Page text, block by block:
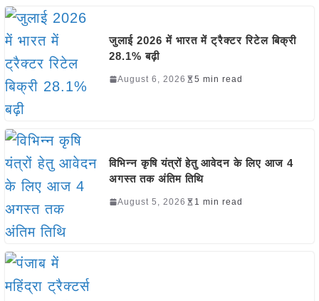
जुलाई 2026 में भारत में ट्रैक्टर रिटेल बिक्री
28.1% बढ़ी
August 6, 2026 5 min read
विभिन्न कृषि यंत्रों हेतु आवेदन के लिए आज 4
अगस्त तक अंतिम तिथि
August 5, 2026 1 min read